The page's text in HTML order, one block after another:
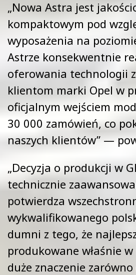
„Nowa Astra jest
kompaktowym pod
wyposażenia na
Astrze konsekwentnie
oferowania technologii
klientom marki Opel w
oficjalnym wejściem
30 000 zamówień, co
naszych klientów” —
„Decyzja o produkcji w
technicznie
potwierdza
wykwalifikowanego
dumni z tego, że
produkowane właśnie
duże znaczenie